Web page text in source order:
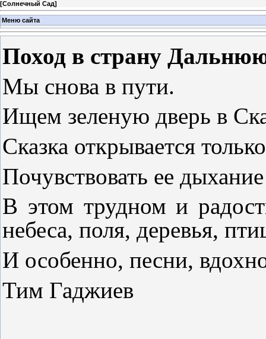
[Солнечный Сад]
Меню сайта
Поход в страну
Мы снова в пути.
Ищем зеленую дверь в
Сказка открывается
Почувствовать ее
В этом трудном и
небеса, поля, деревья,
И особенно, песни,
Тим Гаджиев